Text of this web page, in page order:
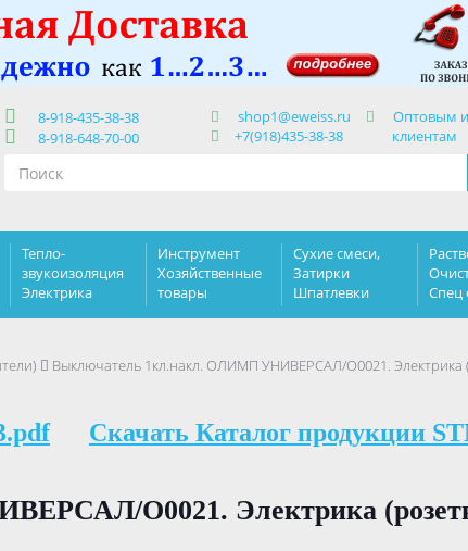
8-918-435-38-38
8-918-648-70-00
shop1@eweiss.ru
+7(918)435-38-38
Оптовым
клиентам
Тепло-
звукоизоляция
Электрика
Инструмент
Хозяйственные
товары
Сухие смеси,
Затирки
Шпатлевки
Спец
Выключатель 1кл.накл. ОЛИМП УНИВЕРСАЛ/О0021. Электрика
Скачать Каталог продукции
О0021. Электрика